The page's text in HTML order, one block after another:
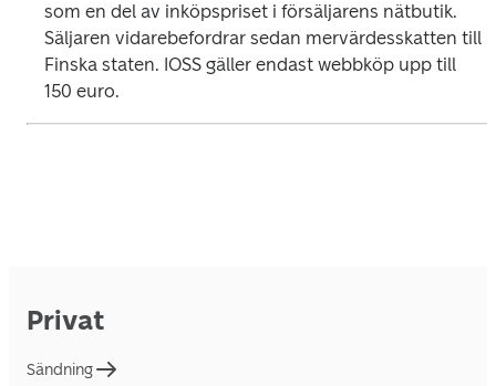
som en del av inköpspriset i försäljarens nätbutik.
Säljaren vidarebefordrar sedan mervärdesskatten till
Finska staten. IOSS gäller endast webbköp upp till
150 euro.
Privat
Sändning